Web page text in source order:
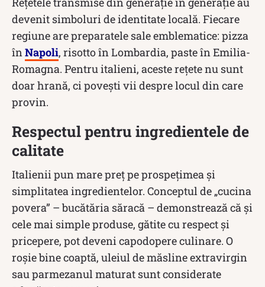
devenit simboluri de identitate locală. Fiecare
regiune are preparatele sale emblematice: pizza
în Napoli, risotto în Lombardia, paste în Emilia-
Romagna. Pentru italieni, aceste rețete nu sunt
doar hrană, ci povești vii despre locul din care
provin.
Respectul pentru ingredientele de
calitate
Italienii pun mare preț pe prospețimea și
simplitatea ingredientelor. Conceptul de „cucina
povera” – bucătăria săracă – demonstrează că și
cele mai simple produse, gătite cu respect și
pricepere, pot deveni capodopere culinare. O
roșie bine coaptă, uleiul de măsline extravirgin
sau parmezanul maturat sunt considerate